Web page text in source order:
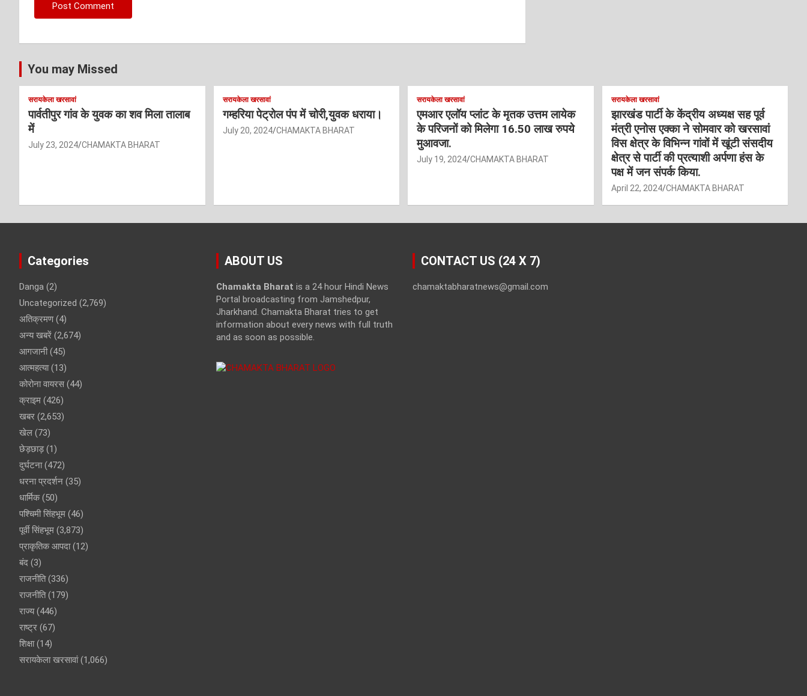
You may Missed
सरायकेला खरसावां
पार्वतीपुर गांव के युवक का शव मिला तालाब
में
July 23, 2024 CHAMAKTA BHARAT
सरायकेला खरसावां
गम्हरिया पेट्रोल पंप में चोरी,युवक धराया।
July 20, 2024 CHAMAKTA BHARAT
सरायकेला खरसावां
एमआर एलॉय प्लांट के मृतक उत्तम लायेक
के परिजनों को मिलेगा 16.50 लाख रुपये
मुआवजा.
July 19, 2024 CHAMAKTA BHARAT
सरायकेला खरसावां
झारखंड पार्टी के केंद्रीय अध्यक्ष सह पूर्व
मंत्री एनोस एक्का ने सोमवार को खरसावां
विस क्षेत्र के विभिन्न गांवों में खूंटी संसदीय
क्षेत्र से पार्टी की प्रत्याशी अर्पणा हंस के
पक्ष में जन संपर्क किया.
April 22, 2024 CHAMAKTA BHARAT
Categories
Danga (2)
Uncategorized (2,769)
अतिक्रमण(4)
अन्य खबरें (2,674)
आगजानी(45)
आत्महत्या(13)
कोरोना वायरस (44)
क्राइम (426)
खबर (2,653)
खेल (73)
छेड़छाड़(1)
दुर्घटना(472)
धरना प्रदर्शन (35)
धार्मिक(50)
पश्चिमी सिंहभूम (46)
पूर्वी सिंहभूम (3,873)
प्राकृतिक आपदा(12)
बंद (3)
राजनीति(336)
राजनीति(179)
राज्य(446)
राष्ट्र (67)
शिक्षा(14)
सरायकेला खरसावां(1,066)
ABOUT US
Chamakta Bharat is a 24 hour Hindi News
Portal broadcasting from Jamshedpur,
Jharkhand. Chamakta Bharat tries to get
information about every news with full truth
and as soon as possible.
CONTACT US (24 X 7)
chamaktabharatnews@gmail.com